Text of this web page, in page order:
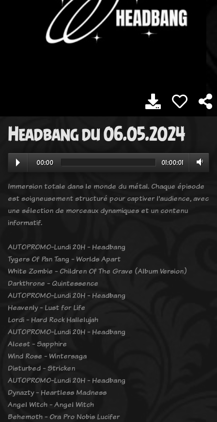
Headbang du 06.05.2024
00:00 01:00:01
Immersion totale dans le monde du métal. Chaque épisode
est soigneusement structuré pour captiver l'audience, avec
une sélection de morceaux dynamiques et un contenu
informatif.
AUTOPROMO-Lundi 20H - Headbang
Tygers Of Pan Tang - Worlds Apart
White Zombie - Children Of The Grave (Album Version)
Darkthrone - Quintessence
AUTOPROMO-Lundi 20H - Headbang
Heavenly - Lust for Life
Lordi - Hard Rock Hallelujah
AUTOPROMO-Lundi 20H - Headbang
Alcest - Sapphire
Wind Rose - Wintersaga
Disturbed - Stricken
AUTOPROMO-Lundi 20H - Headbang
Dynazty - Heartless Madness
Angel Witch - Angel Witch
Behemoth - Ora Pro Nobis Lucifer